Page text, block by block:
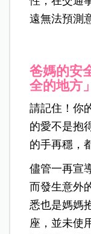
遠無法預測
爸媽的安
全的地方」
請記住！你
的愛不是抱
的手再穩，
儘管一再宣
而發生意外
悉也是媽媽
座，並未使